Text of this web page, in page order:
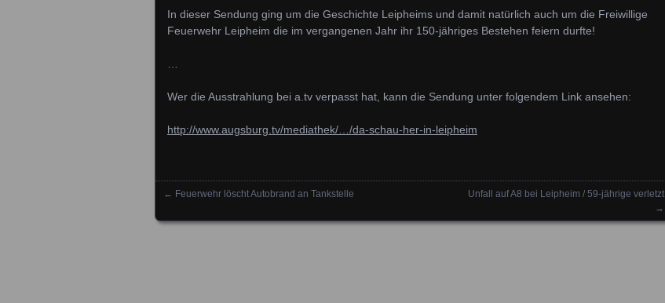
In dieser Sendung ging um die Geschichte Leipheims und damit natürlich auch um die Freiwillige
Feuerwehr Leipheim die im vergangenen Jahr ihr 150-jähriges Bestehen feiern durfte!
Wer die Ausstrahlung bei a.tv verpasst hat, kann die Sendung unter folgendem Link ansehen:
http://www.augsburg.tv/mediathek/…/da-schau-her-in-leipheim
← Feuerwehr löscht Autobrand an Tankstelle
Unfall auf A8 bei Leipheim / 59-jährige verletzt
→